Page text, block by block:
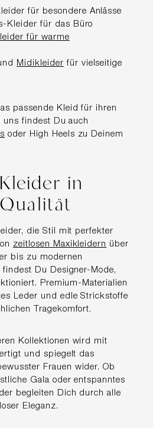
für besondere Anlässe
Kleider für das Büro
für warme
Midikleider für vielseitige
passende Kleid für ihren
findest Du auch
oder High Heels zu Deinem
in
die Stil mit perfekter
zeitlosen Maxikleidern über
bis zu modernen
Du Designer-Mode,
Premium-Materialien
Leder und edle Strickstoffe
Tragekomfort.
Kollektionen wird mit
und spiegelt das
Frauen wider. Ob
Gala oder entspanntes
begleiten Dich durch alle
Eleganz.